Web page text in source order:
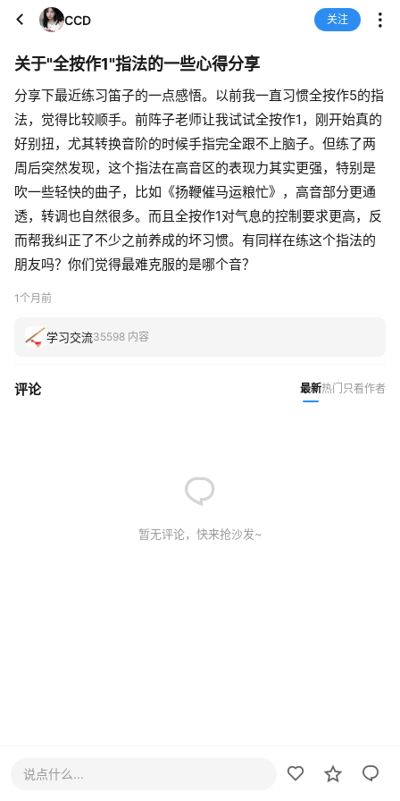
CCD 关注
关于"全按作1"指法的一些心得分享
分享下最近练习笛子的一点感悟。以前我一直习惯全按作5的指
法，觉得比较顺手。前阵子老师让我试试全按作1，刚开始真的
好别扭，尤其转换音阶的时候手指完全跟不上脑子。但练了两
周后突然发现，这个指法在高音区的表现力其实更强，特别是
吹一些轻快的曲子，比如《扬鞭催马运粮忙》，高音部分更通
透，转调也自然很多。而且全按作1对气息的控制要求更高，反
而帮我纠正了不少之前养成的坏习惯。有同样在练这个指法的
朋友吗？你们觉得最难克服的是哪个音？
1个月前
学习交流35598 内容
评论 最新热门 只看作者
暂无评论，快来抢沙发~
说点什么...